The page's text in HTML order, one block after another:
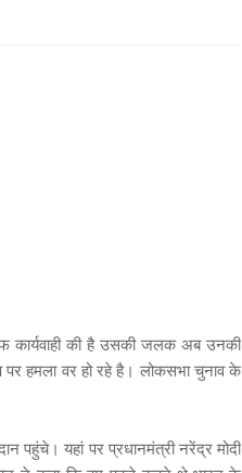
कार्यवाही की है उसकी जलक अब उनकी
पर हमला वर हो रहे है। लोकसभा चुनाव के
पहुंचे। यहां पर प्रधानमंत्री नरेंद्र मोदी